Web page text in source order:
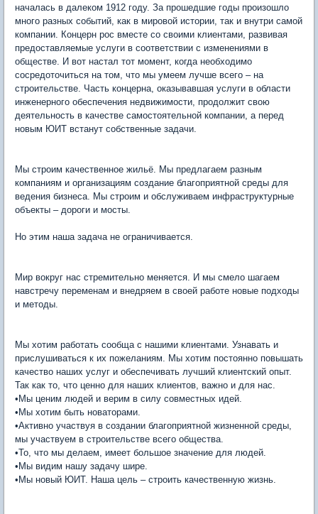
началась в далеком 1912 году. За прошедшие годы произошло
много разных событий, как в мировой истории, так и внутри самой
компании. Концерн рос вместе со своими клиентами, развивая
предоставляемые услуги в соответствии с изменениями в
обществе. И вот настал тот момент, когда необходимо
сосредоточиться на том, что мы умеем лучше всего – на
строительстве. Часть концерна, оказывавшая услуги в области
инженерного обеспечения недвижимости, продолжит свою
деятельность в качестве самостоятельной компании, а перед
новым ЮИТ встанут собственные задачи.
Мы строим качественное жильё. Мы предлагаем разным
компаниям и организациям создание благоприятной среды для
ведения бизнеса. Мы строим и обслуживаем инфраструктурные
объекты – дороги и мосты.
Но этим наша задача не ограничивается.
Мир вокруг нас стремительно меняется. И мы смело шагаем
навстречу переменам и внедряем в своей работе новые подходы
и методы.
Мы хотим работать сообща с нашими клиентами. Узнавать и
прислушиваться к их пожеланиям. Мы хотим постоянно повышать
качество наших услуг и обеспечивать лучший клиентский опыт.
Так как то, что ценно для наших клиентов, важно и для нас.
•Мы ценим людей и верим в силу совместных идей.
•Мы хотим быть новаторами.
•Активно участвуя в создании благоприятной жизненной среды,
мы участвуем в строительстве всего общества.
•То, что мы делаем, имеет большое значение для людей.
•Мы видим нашу задачу шире.
•Мы новый ЮИТ. Наша цель – строить качественную жизнь.